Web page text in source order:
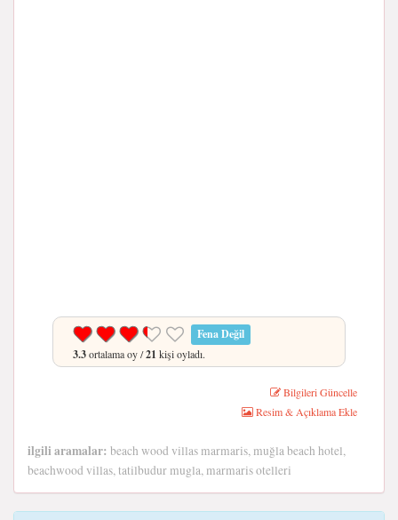
Fena Değil
3.3ortalama oy /21 kişi oyladı.
Bilgileri Güncelle
Resim & Açıklama Ekle
ilgili aramalar: beach wood villas marmaris, muğla beach hotel,
beachwood villas, tatilbudur mugla, marmaris otelleri